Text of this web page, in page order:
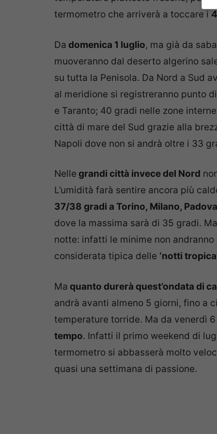
termometro che arriverà a toccare i
Da domenica 1 luglio, ma già da
muoveranno dal deserto algerino
su tutta la Penisola. Da Nord a Sud
al meridione si registreranno punto di
e Taranto; 40 gradi nelle zone
città di mare del Sud grazie alla
Napoli dove non si andrà oltre i 33
Nelle grandi città invece del Nord
L’umidità farà sentire ancora più
37/38 gradi a Torino, Milano,
dove la massima sarà di 35 gradi.
notte: infatti le minime non
considerata tipica delle ‘notti
Ma quanto durerà quest’ondata di
andrà avanti almeno 5 giorni, fino a
temperature torride. Ma da venerdì
tempo. Infatti il primo weekend di
termometro si abbasserà molto
quasi una settimana di passione.